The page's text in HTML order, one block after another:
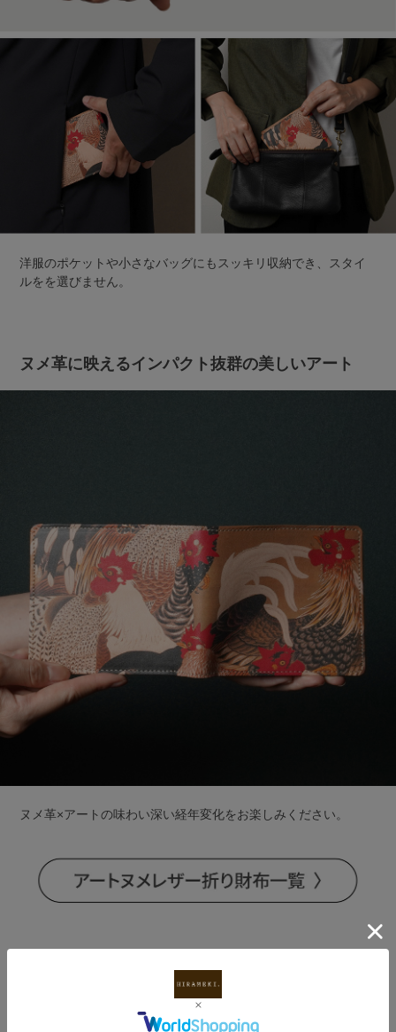
洋服のポケットや小さなバッグにもスッキリ収納でき、スタイ
ルをを選びません。
ヌメ革に映えるインパクト抜群の美しいアート
ヌメ革×アートの味わい深い経年変化をお楽しみください。
DESIGN｜「群鶏」 伊藤若冲